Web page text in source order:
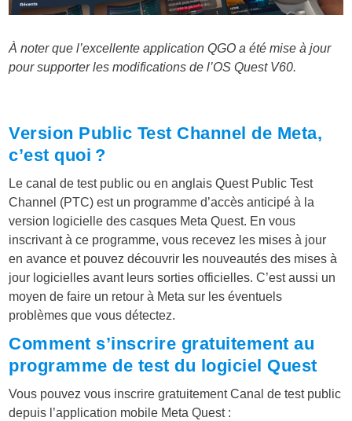
À noter que l’excellente application QGO a été mise à jour
pour supporter les modifications de l’OS Quest V60.
Version Public Test Channel de Meta,
c’est quoi ?
Le canal de test public ou en anglais Quest Public Test
Channel (PTC) est un programme d’accès anticipé à la
version logicielle des casques Meta Quest. En vous
inscrivant à ce programme, vous recevez les mises à jour
en avance et pouvez découvrir les nouveautés des mises à
jour logicielles avant leurs sorties officielles. C’est aussi un
moyen de faire un retour à Meta sur les éventuels
problèmes que vous détectez.
Comment s’inscrire gratuitement au
programme de test du logiciel Quest
Vous pouvez vous inscrire gratuitement Canal de test public
depuis l’application mobile Meta Quest :